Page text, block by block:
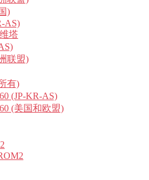
)
AS)
塔
联盟)
有)
(JP-KR-AS)
(美国和欧盟)